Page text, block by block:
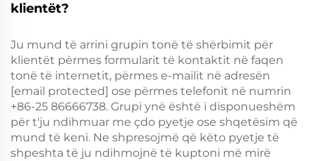
klientët?
Ju mund të arrini grupin tonë të shërbimit për
klientët përmes formularit të kontaktit në faqen
tonë të internetit, përmes e-mailit në adresën
[email protected] ose përmes telefonit në numrin
+86-25 86666738. Grupi ynë është i disponueshëm
për t'ju ndihmuar me çdo pyetje ose shqetësim që
mund të keni. Ne shpresojmë që këto pyetje të
shpeshta të ju ndihmojnë të kuptoni më mirë